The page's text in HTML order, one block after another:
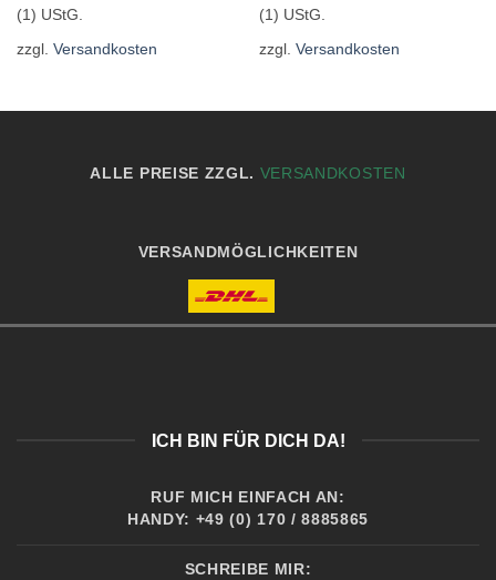
(1) UStG.
zzgl. Versandkosten
(1) UStG.
zzgl. Versandkosten
ALLE PREISE ZZGL. VERSANDKOSTEN
VERSANDMÖGLICHKEITEN
ICH BIN FÜR DICH DA!
RUF MICH EINFACH AN:
HANDY: +49 (0) 170 / 8885865
SCHREIBE MIR: